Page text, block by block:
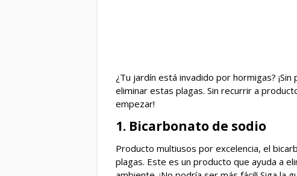
¿Tu jardín está invadido por hormigas?
eliminar estas plagas. Sin recurrir a
empezar!
1. Bicarbonato de sodio
Producto multiusos por excelencia, el
plagas. Este es un producto que ayuda a